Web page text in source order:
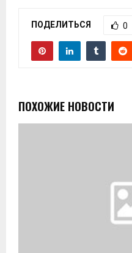
ПОДЕЛИТЬСЯ 0
ПОХОЖИЕ НОВОСТИ